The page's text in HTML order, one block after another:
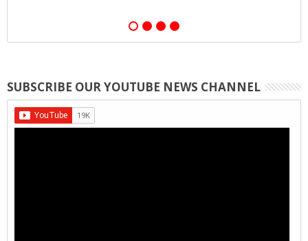
SUBSCRIBE OUR YOUTUBE NEWS CHANNEL